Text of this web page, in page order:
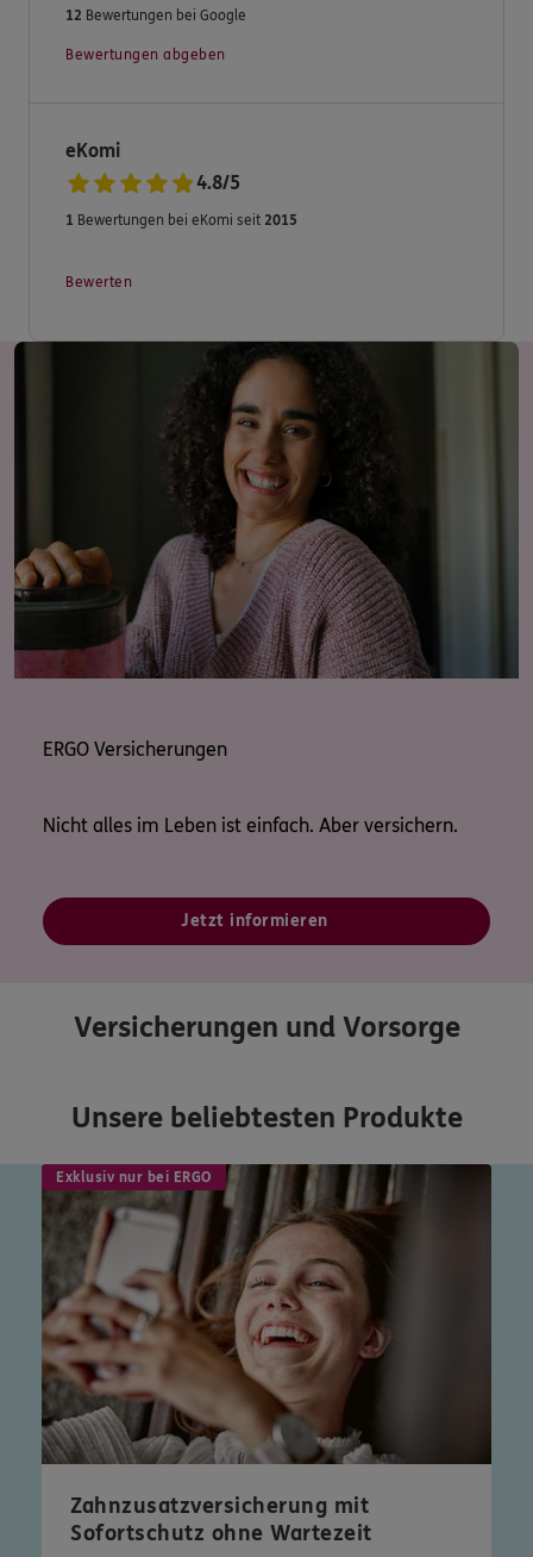
12 Bewertungen bei Google
Bewertungen abgeben
eKomi
4.8/5
1 Bewertungen bei eKomi seit 2015
Bewerten
ERGO Versicherungen
Nicht alles im Leben ist einfach. Aber versichern.
Jetzt informieren
Versicherungen und Vorsorge
Unsere beliebtesten Produkte
Exklusiv nur bei ERGO
Zahnzusatzversicherung mit
Sofortschutz ohne Wartezeit